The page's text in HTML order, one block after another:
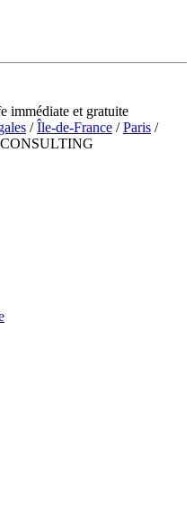
immédiate et gratuite
/Île-de-France /Paris /